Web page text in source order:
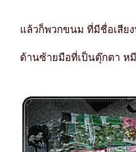
ล้วก็พวกขนม ที่มีชื่อเสียง
ด้านซ้ายมือที่เป็นตุ๊กตา ห